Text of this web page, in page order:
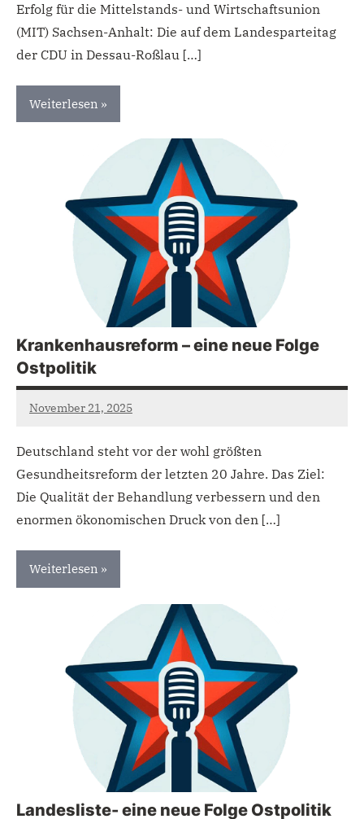
Erfolg für die Mittelstands- und Wirtschaftsunion
(MIT) Sachsen-Anhalt: Die auf dem Landesparteitag
der CDU in Dessau-Roßlau […]
Weiterlesen
Krankenhausreform – eine neue Folge
Ostpolitik
November 21, 2025
admin
Deutschland steht vor der wohl größten
Gesundheitsreform der letzten 20 Jahre. Das Ziel:
Die Qualität der Behandlung verbessern und den
enormen ökonomischen Druck von den […]
Weiterlesen
Landesliste- eine neue Folge Ostpolitik